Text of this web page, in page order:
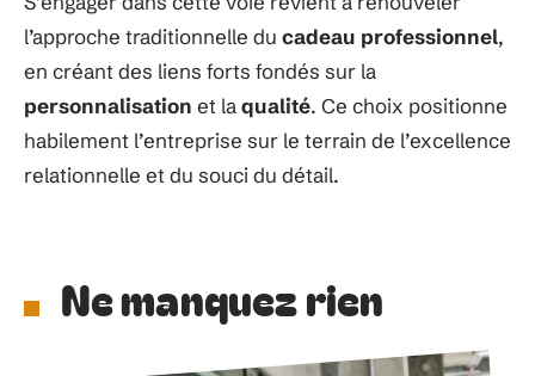
l’approche traditionnelle du cadeau professionnel,
en créant des liens forts fondés sur la
personnalisation et laqualité. Ce choix positionne
habilement l’entreprise sur le terrain de l’excellence
relationnelle et du souci du détail.
Ne manquez rien